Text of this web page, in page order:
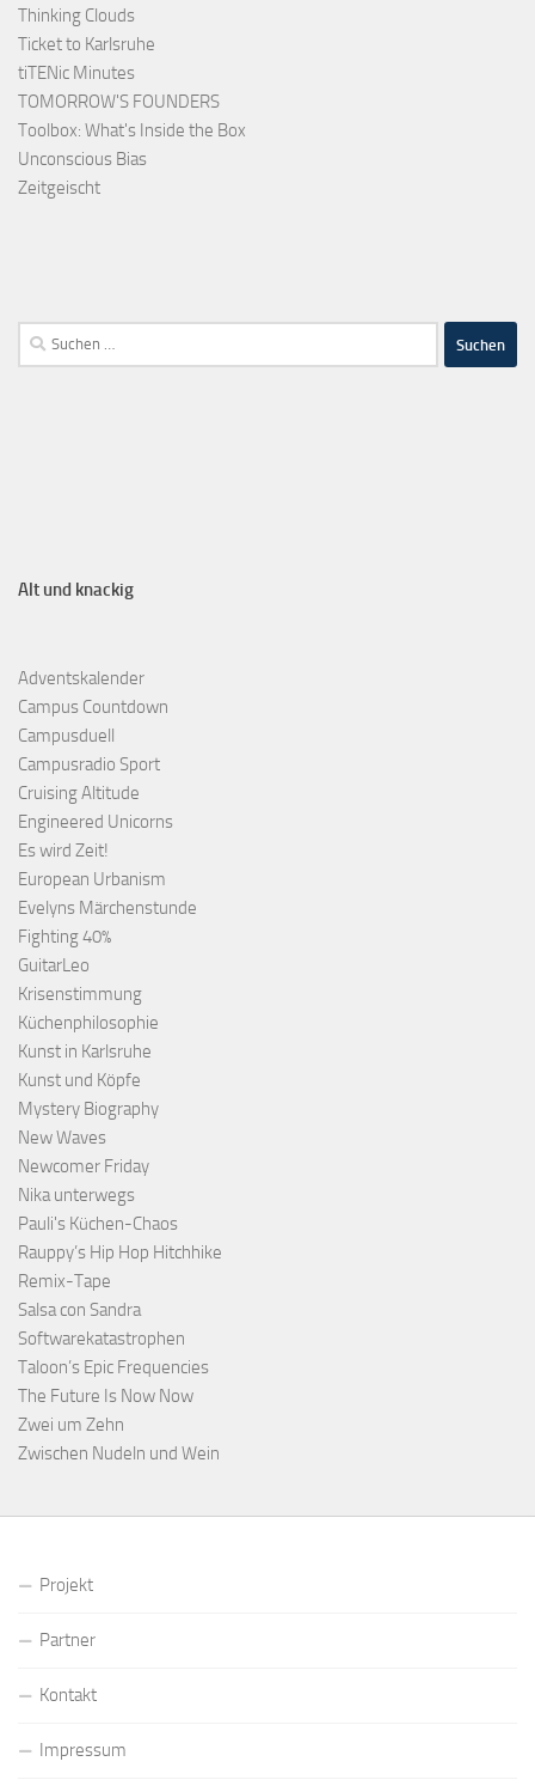
Thinking Clouds
Ticket to Karlsruhe
tiTENic Minutes
TOMORROW'S FOUNDERS
Toolbox: What's Inside the Box
Unconscious Bias
Zeitgeischt
Alt und knackig
Adventskalender
Campus Countdown
Campusduell
Campusradio Sport
Cruising Altitude
Engineered Unicorns
Es wird Zeit!
European Urbanism
Evelyns Märchenstunde
Fighting 40%
GuitarLeo
Krisenstimmung
Küchenphilosophie
Kunst in Karlsruhe
Kunst und Köpfe
Mystery Biography
New Waves
Newcomer Friday
Nika unterwegs
Pauli's Küchen-Chaos
Rauppy’s Hip Hop Hitchhike
Remix-Tape
Salsa con Sandra
Softwarekatastrophen
Taloon’s Epic Frequencies
The Future Is Now Now
Zwei um Zehn
Zwischen Nudeln und Wein
Projekt
Partner
Kontakt
Impressum